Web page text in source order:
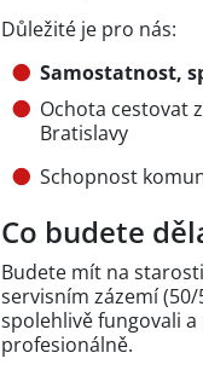
Důležité je pro nás:
Samostatnost,
Ochota cestovat
Bratislavy
Schopnost
Co budete
Budete mít na
servisním zázemí
spolehlivě fungovali
profesionálně.